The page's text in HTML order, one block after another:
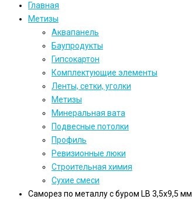
Главная
Метизы
Аквапанель
Баупродукты
Гипсокартон
Комплектующие элементы
Ленты, сетки, уголки
Метизы
Минеральная вата
Подвесные потолки
Профиль
Ревизионные люки
Строительная химия
Сухие смеси
Саморез по металлу с буром LB 3,5x9,5 мм